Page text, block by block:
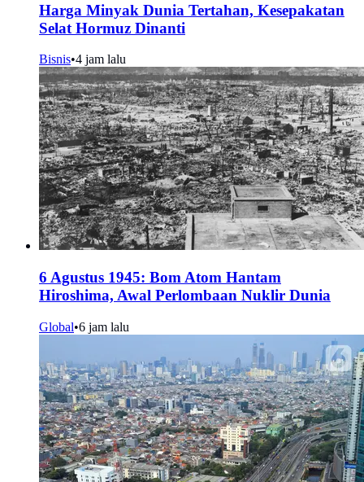
Harga Minyak Dunia Tertahan, Kesepakatan
Selat Hormuz Dinanti
Bisnis•4 jam lalu
6 Agustus 1945: Bom Atom Hantam
Hiroshima, Awal Perlombaan Nuklir Dunia
Global•6 jam lalu